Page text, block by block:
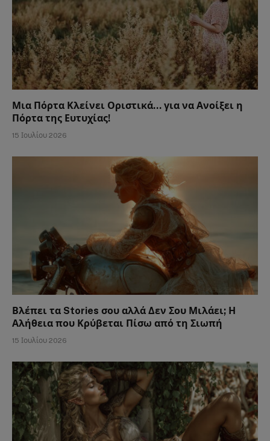
Μια Πόρτα Κλείνει Οριστικά… για να Ανοίξει η
Πόρτα της Ευτυχίας!
15 Ιουλίου 2026
Βλέπει τα Stories σου αλλά Δεν Σου Μιλάει; Η
Αλήθεια που Κρύβεται Πίσω από τη Σιωπή
15 Ιουλίου 2026